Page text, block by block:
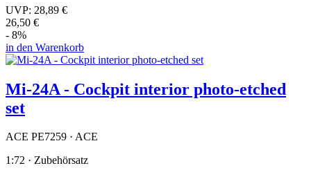
UVP: 28,89 €
26,50 €
- 8%
in den Warenkorb
Mi-24A - Cockpit interior photo-etched
set
ACE PE7259 · ACE
1:72 · Zubehörsatz